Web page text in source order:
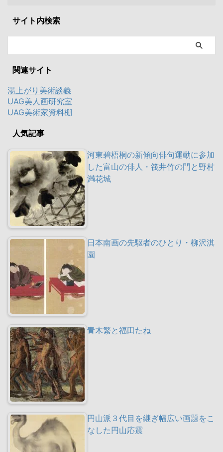
サイト内検索
関連サイト
湯上がり美術談義
UAG美人画研究室
UAG美術家資料棚
人気記事
河東碧梧桐の新傾向俳句運動に参加
した富山の俳人・筏井竹の門と野村
満花城
日本南画の先駆者のひとり・柳沢淇
園
青木繁と福田たね
円山派３代目を継ぎ幅広い画題をこ
なした円山応震